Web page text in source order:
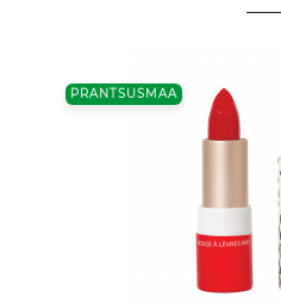
PRANTSUSMAA